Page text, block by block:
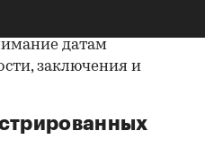
датам
заключения и